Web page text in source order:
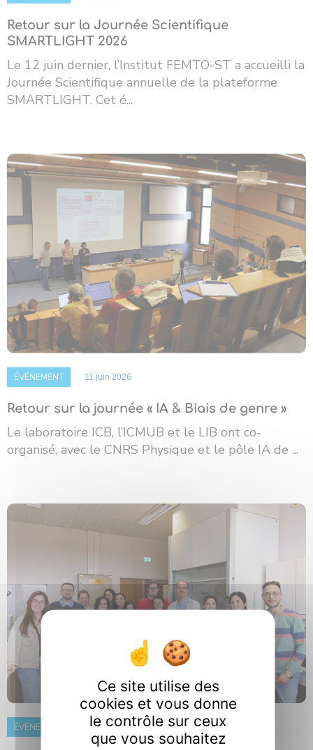
Retour sur la Journée Scientifique
SMARTLIGHT 2026
Le 12 juin dernier, l’Institut FEMTO-ST a accueilli la
Journée Scientifique annuelle de la plateforme
SMARTLIGHT. Cet é...
ÉVÉNEMENT 11 juin 2026
Retour sur la journée « IA & Biais de genre »
Le laboratoire ICB, l’ICMUB et le LIB ont co-
organisé, avec le CNRS Physique et le pôle IA de ...
ÉVÉNEMENT 8 juin 2026
Ce site utilise des
cookies et vous donne
le contrôle sur ceux
que vous souhaitez